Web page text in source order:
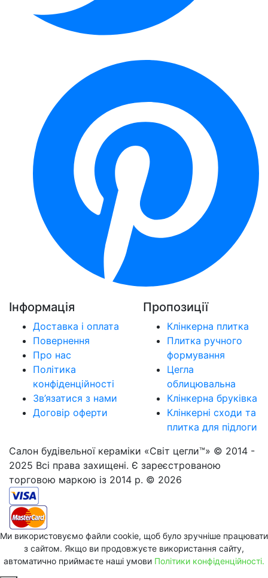
Інформація
Доставка і оплата
Повернення
Про нас
Політика
конфіденційності
Зв’язатися з нами
Договір оферти
Пропозиції
Клінкерна плитка
Плитка ручного
формування
Цегла
облицювальна
Клінкерна бруківка
Клінкерні сходи та
плитка для підлоги
Салон будівельної кераміки «Світ цегли™» © 2014 -
2025 Всі права захищені. Є зареєстрованою
торговою маркою із 2014 р. © 2026
Ми використовуємо файли cookie, щоб було зручніше працювати
з сайтом. Якщо ви продовжуєте використання сайту,
автоматично приймаєте наші умови Політики конфіденційності.